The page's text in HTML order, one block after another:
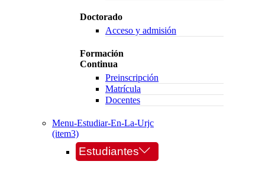
Doctorado
Acceso y admisión
Formación
Continua
Preinscripción
Matrícula
Docentes
Menu-Estudiar-En-La-Urjc
(item3)
Estudiantes